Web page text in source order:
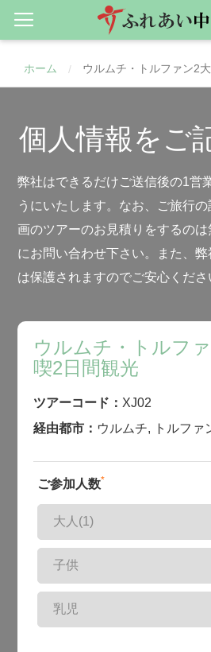
ホーム / ウルムチ・トルファン2
個人情報をご
弊社はできるだけご送信後の1営
うにいたします。なお、ご旅行
画のツアーのお見積りをするの
にお問い合わせ下さい。また、
は保護されますのでご安心くださ
ウルムチ・トルフ
喫2日間観光
ツアーコード： XJ02
経由都市： ウルムチ, トルファ
ご参加人数*